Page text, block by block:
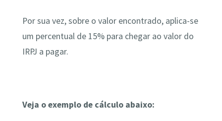
Por sua vez, sobre o valor encontrado, aplica-se
um percentual de 15% para chegar ao valor do
IRPJ a pagar.
Veja o exemplo de cálculo abaixo: